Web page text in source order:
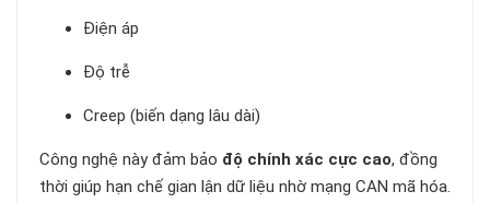
Điện áp
Độ trễ
Creep (biến dạng lâu dài)
Công nghệ này đảm bảo độ chính xác cực cao, đồng
thời giúp hạn chế gian lận dữ liệu nhờ mạng CAN mã hóa.